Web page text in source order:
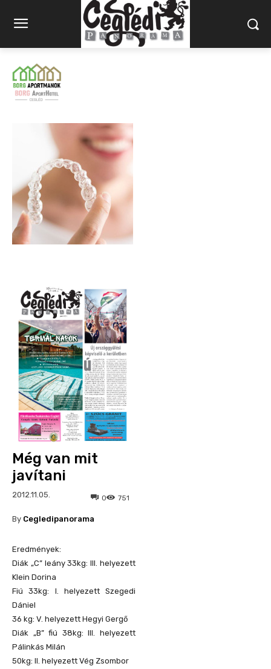
Még van mit
javítani
2012.11.05. 751
0
By Cegledipanorama
Eredmények:
Diák „C” leány 33kg: III. helyezett
Klein Dorina
Fiú 33kg: I. helyezett Szegedi
Dániel
36 kg: V. helyezett Hegyi Gergő
Diák „B” fiú 38kg: III. helyezett
Pálinkás Milán
50kg: II. helyezett Vég Zsombor